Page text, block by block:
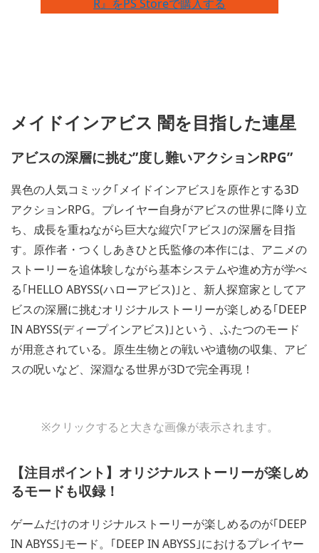
R』をPS Storeで購入する
メイドインアビス 闇を目指した連星
アビスの深層に挑む”度し難いアクションRPG”
異色の人気コミック｢メイドインアビス｣を原作とする3D
アクションRPG。プレイヤー自身がアビスの世界に降り立
ち、成長を重ねながら巨大な縦穴｢アビス｣の深層を目指
す。原作者・つくしあきひと氏監修の本作には、アニメの
ストーリーを追体験しながら基本システムや進め方が学べ
る｢HELLO ABYSS(ハローアビス)｣と、新人探窟家としてア
ビスの深層に挑むオリジナルストーリーが楽しめる｢DEEP
IN ABYSS(ディープインアビス)｣という、ふたつのモード
が用意されている。原生生物との戦いや遺物の収集、アビ
スの呪いなど、深淵なる世界が3Dで完全再現！
and
and
※クリックすると大きな画像が表示されます。
【注目ポイント】オリジナルストーリーが楽しめ
るモードも収録！
ゲームだけのオリジナルストーリーが楽しめるのが｢DEEP
IN ABYSS｣モード。｢DEEP IN ABYSS｣におけるプレイヤー